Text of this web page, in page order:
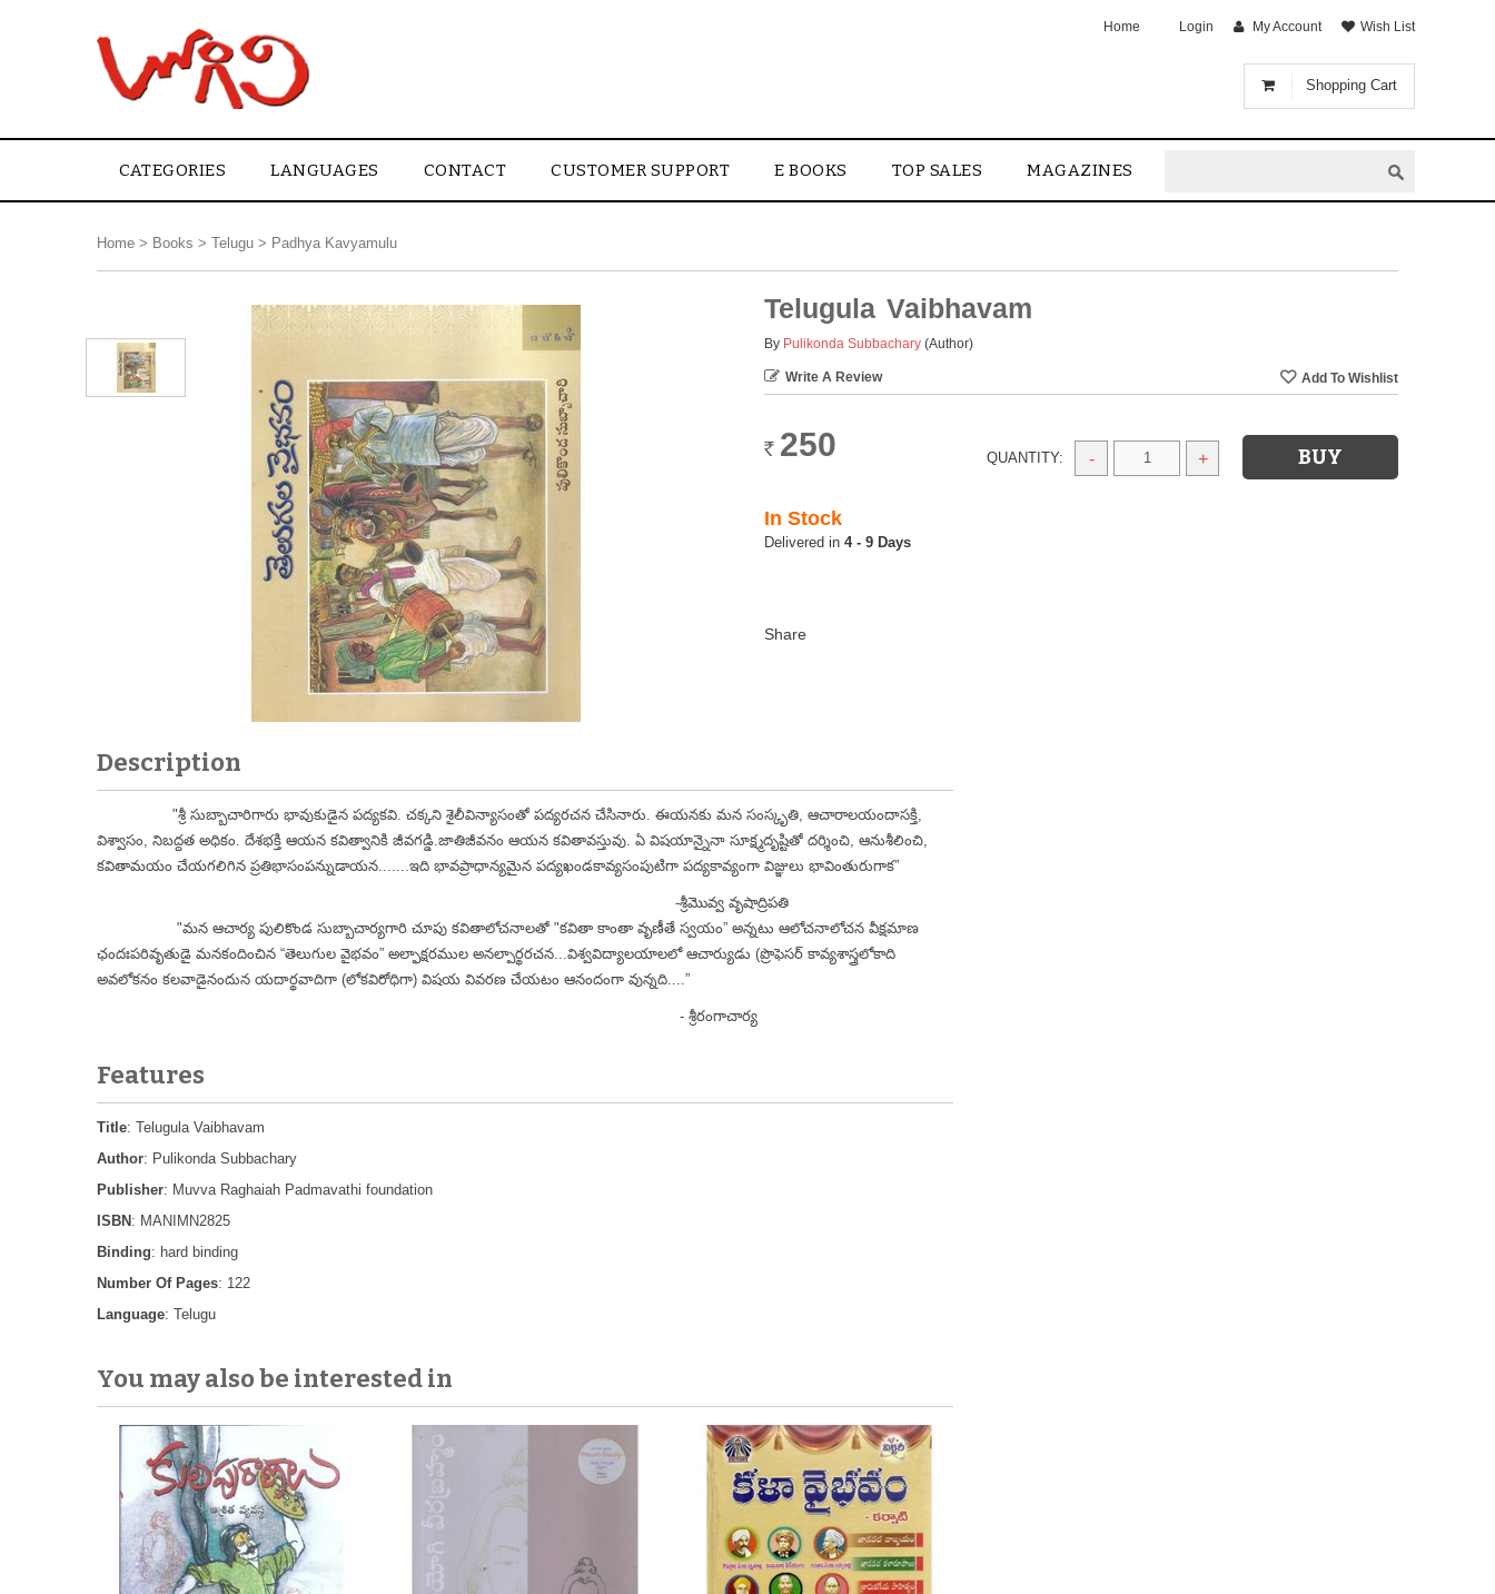
Shopping Cart
Home Login My Account Wish List
CATEGORIES LANGUAGES CONTACT CUSTOMER SUPPORT E BOOKS TOP SALES MAGAZINES
Home > Books > Telugu > Padhya Kavyamulu
Telugula Vaibhavam
By Pulikonda Subbachary (Author)
Write A Review
Rs. 250 QUANTITY: - +
In Stock
4 - 9 Days
Description
"శ్రీ సుబ్బాచారిగారు భావుకుడైన పద్యకవి. చక్కని శైలీవిన్యాసంతో పద్యరచన చేసినారు. ఈయనకు మన సంస్కృతి, ఆచారాలయందాసక్తి,
విశ్వాసం, నిబద్దత అధికం. దేశభక్తి ఆయన కవిత్వానికి జీవగడ్డి.జాతిజీవనం ఆయన కవితావస్తువు. ఏ విషయాన్నైనా సూక్ష్మదృష్టితో దర్శించి, ఆనుశీలించి,
కవితామయం చేయగలిగిన ప్రతిభాసంపన్నుడాయన.......ఇది భావప్రాధాన్యమైన పద్యఖండకావ్యసంపుటిగా పద్యకావ్యంగా విజ్ఞులు భావింతురుగాక”
-శ్రీమొవ్వ వృషాద్రిపతి
"మన ఆచార్య పులికొండ సుబ్బాచార్యగారి చూపు కవితాలోచనాలతో "కవితా కాంతా వృణీతే స్వయం” అన్నటు ఆలోచనాలోచన వీక్షమాణ
ఛందఃపరివృతుడై మనకందించిన “తెలుగుల వైభవం” అల్ఫాక్షరముల అనల్పార్థరచన...విశ్వవిద్యాలయాలలో ఆచార్యుడు (ప్రొఫెసర్ కావ్యశాస్త్రలోకాది
అవలోకనం కలవాడైనందున యదార్థవాదిగా (లోకవిరోధిగా) విషయ వివరణ చేయటం ఆనందంగా వున్నది....”
- శ్రీరంగాచార్య
Features
Title: Telugula Vaibhavam
Author: Pulikonda Subbachary
Publisher: Muvva Raghaiah Padmavathi foundation
ISBN : MANIMN2825
Binding: hard binding
Number Of Pages: 122
Language: Telugu
You may also be interested in